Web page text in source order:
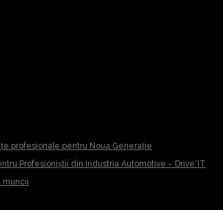
profesionale pentru Noua Generație
Profesioniștii din Industria Automotive – Drive*IT
muncii